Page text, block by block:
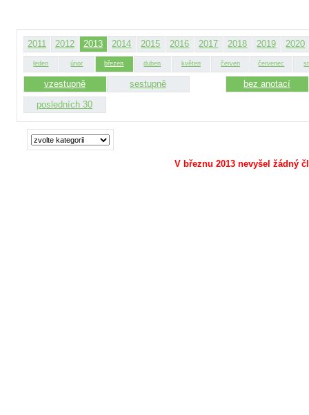
2011 2012 2013 2014 2015 2016 2017 2018 2019 2020
leden únor březen duben květen červen červenec
vzestupně sestupně
bez anotací
posledních 30
V březnu 2013 nevyšel žádný